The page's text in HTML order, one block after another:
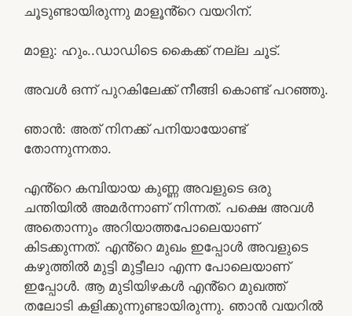
ചൂടുണ്ടായിരുന്നു മാളൂൻ്റെ വയറിന്.
മാളു: ഹും..ഡാഡിടെ കൈക്ക് നല്ല ചൂട്.
അവൾ ഒന്ന് പുറകിലേക്ക് നീങ്ങി കൊണ്ട് പറഞ്ഞു.
ഞാൻ: അത് നിനക്ക് പനിയായോണ്ട്
തോന്നുന്നതാ.
എൻ്റെ കമ്പിയായ കുണ്ണ അവളുടെ ഒരു
ചന്തിയിൽ അമർന്നാണ് നിന്നത്. പക്ഷെ അവൾ
അതൊന്നും അറിയാത്തപോലെയാണ്
കിടക്കുന്നത്. എൻ്റെ മുഖം ഇപ്പോൾ അവളുടെ
കഴുത്തിൽ മുട്ടി മുട്ടീലാ എന്ന പോലെയാണ്
ഇപ്പോൾ. ആ മുടിയിഴകൾ എൻ്റെ മുഖത്ത്
തലോടി കളിക്കുന്നുണ്ടായിരുന്നു. ഞാൻ വയറിൽ